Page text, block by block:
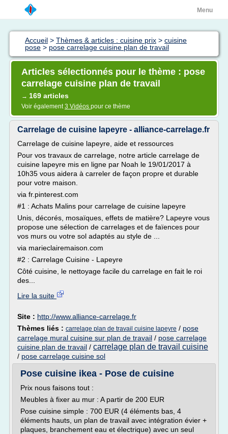
Menu
Accueil > Thèmes & articles : cuisine prix > cuisine
pose > pose carrelage cuisine plan de travail
Articles sélectionnés pour le thème : pose
carrelage cuisine plan de travail
→ 169 articles
Voir également3 Vidéos pour ce thème
Carrelage de cuisine lapeyre - alliance-carrelage.fr
Carrelage de cuisine lapeyre, aide et ressources
Pour vos travaux de carrelage, notre article carrelage de
cuisine lapeyre mis en ligne par Noah le 19/01/2017 à
10h35 vous aidera à carreler de façon propre et durable
pour votre maison.
via fr.pinterest.com
#1 : Achats Malins pour carrelage de cuisine lapeyre
Unis, décorés, mosaïques, effets de matière? Lapeyre vous
propose une sélection de carrelages et de faïences pour
vos murs ou votre sol adaptés au style de ...
via marieclairemaison.com
#2 : Carrelage Cuisine - Lapeyre
Côté cuisine, le nettoyage facile du carrelage en fait le roi
des...
Lire la suite
Site : http://www.alliance-carrelage.fr
Thèmes liés : carrelage plan de travail cuisine lapeyre / pose
carrelage mural cuisine sur plan de travail / pose carrelage
cuisine plan de travail / carrelage plan de travail cuisine
/ pose carrelage cuisine sol
Pose cuisine ikea - Pose de cuisine
Prix nous faisons tout :
Meubles à fixer au mur : A partir de 200 EUR
Pose cuisine simple : 700 EUR (4 éléments bas, 4
éléments hauts, un plan de travail avec intégration évier +
plaques, branchement eau et électrique) avec un seul